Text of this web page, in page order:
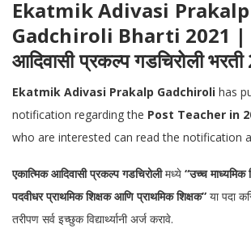
Ekatmik Adivasi Prakalp
Gadchiroli Bharti 2021 |
आदिवासी प्रकल्प गडचिरोली
Ekatmik Adivasi Prakalp Gadchiroli has
notification regarding the Post Teacher in
who are interested can read the notification
एकात्मिक आदिवासी प्रकल्प गडचिरोलीमध्ये “उच्च माध्यमिक
पदवीधर प्राथमिक शिक्षक आणि प्राथमिक शिक्षक” या पदा
तरीपण सर्व इच्छुक विद्यार्थ्यानी अर्ज करावे.